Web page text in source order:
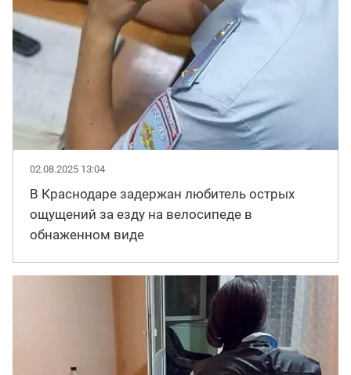
02.08.2025 13:04
В Краснодаре задержан любитель острых
ощущений за езду на велосипеде в
обнаженном виде